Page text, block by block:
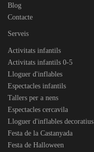
Blog
Contacte
Serveis
Activitats infantils
Activitats infantils 0-5
Lloguer d'inflables
Espectacles infantils
Tallers per a nens
Espectacles cercavila
Lloguer d'inflables decoratius
Festa de la Castanyada
Festa de Halloween